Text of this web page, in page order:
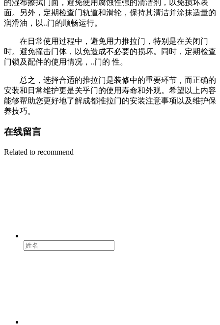
的湿布擦拭门面，避免使用腐蚀性强的清洁剂，以免损坏表
面。另外，定期检查门轨道和滑轮，保持其清洁并涂抹适量的
润滑油，以..门的顺畅运行。
在日常使用过程中，避免用力推拉门，特别是在关闭门
时。避免撞击门体，以免造成不必要的损坏。同时，定期检查
门锁及配件的使用情况，..门的 性。
总之，选择合适的推拉门是装修中的重要环节，而正确的
安装和日常维护更是关乎门的使用寿命和外观。希望以上内容
能够帮助您更好地了解成都推拉门的安装注意事项以及维护保
养技巧。
在线留言
Related to recommend